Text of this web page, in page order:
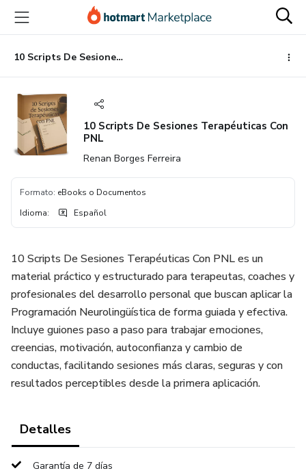
principal
página
de
página
10 Scripts De Sesiones Terapéuticas Con PNL
10 Scripts De Sesiones Terapéuticas Con
PNL
Renan Borges Ferreira
Formato: eBooks o Documentos
Idioma: Español
10 Scripts De Sesiones Terapéuticas Con PNL es un
material práctico y estructurado para terapeutas, coaches y
profesionales del desarrollo personal que buscan aplicar la
Programación Neurolingüística de forma guiada y efectiva.
Incluye guiones paso a paso para trabajar emociones,
creencias, motivación, autoconfianza y cambio de
conductas, facilitando sesiones más claras, seguras y con
resultados perceptibles desde la primera aplicación.
Detalles
Garantía de 7 días